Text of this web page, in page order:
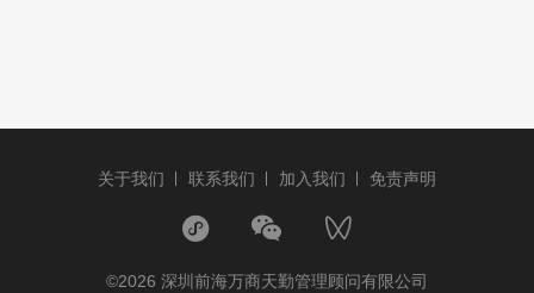
关于我们 联系我们 加入我们 免责声明
©2026 深圳前海万商天勤管理顾问有限公司